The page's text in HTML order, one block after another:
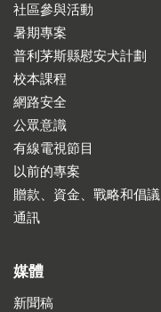
社區參與活動
暑期專案
普利茅斯縣慰安犬計劃
校本課程
網路安全
公眾意識
有線電視節目
以前的專案
贈款、資金、戰略和倡議
通訊
媒體
新聞稿